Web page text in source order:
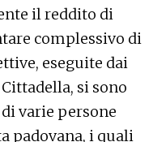
il reddito di
complessivo di
eseguite dai
si sono
varie persone
padovana, i quali